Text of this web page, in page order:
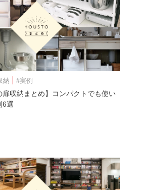
納 #実例
扉収納まとめ】コンパクトでも使い
6選